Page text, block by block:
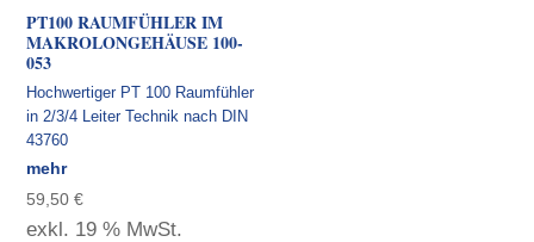
PT100 RAUMFÜHLER IM
MAKROLONGEHÄUSE 100-
053
Hochwertiger PT 100 Raumfühler
in 2/3/4 Leiter Technik nach DIN
43760
mehr
59,50€
exkl. 19 % MwSt.